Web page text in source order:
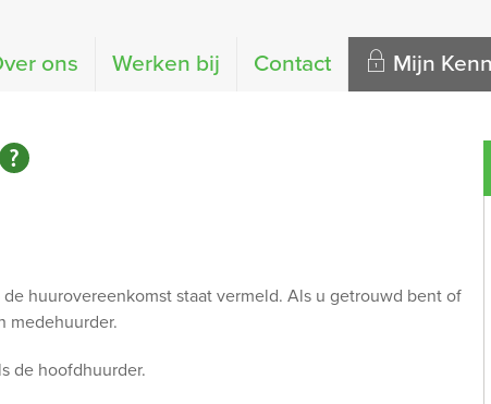
ons Werken bij Contact Mijn
huurovereenkomst staat vermeld. Als u getrouwd bent of
medehuurder.
de hoofdhuurder.